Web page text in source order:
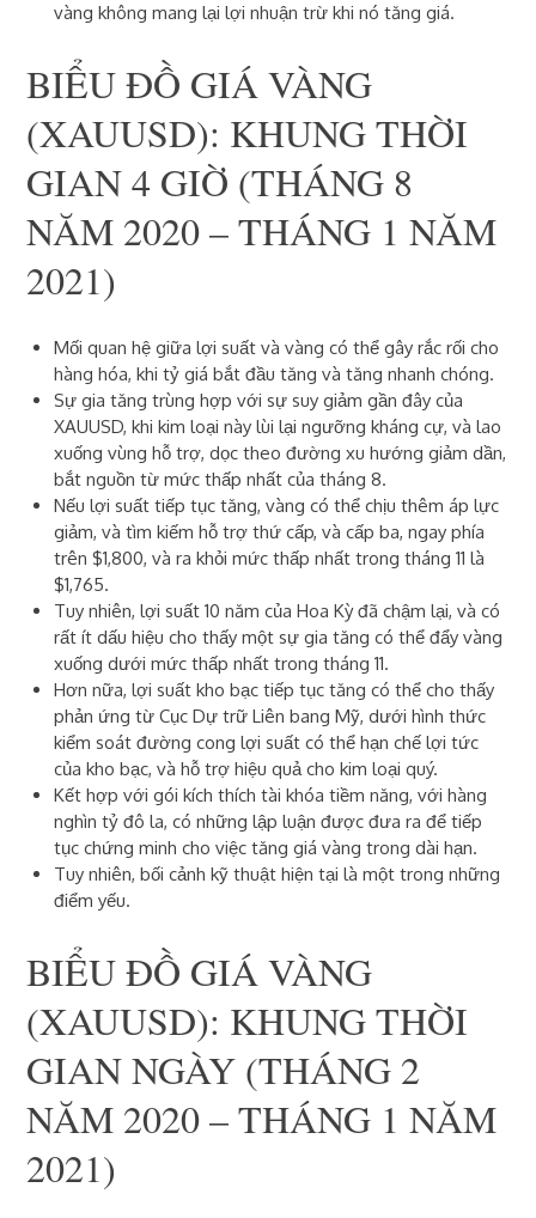
vàng không mang lại lợi nhuận trừ khi nó tăng giá.
BIỂU ĐỒ GIÁ VÀNG
(XAUUSD): KHUNG THỜI
GIAN 4 GIỜ (THÁNG 8
NĂM 2020 – THÁNG 1 NĂM
2021)
Mối quan hệ giữa lợi suất và vàng có thể gây rắc rối cho
hàng hóa, khi tỷ giá bắt đầu tăng và tăng nhanh chóng.
Sự gia tăng trùng hợp với sự suy giảm gần đây của
XAUUSD, khi kim loại này lùi lại ngưỡng kháng cự, và lao
xuống vùng hỗ trợ, dọc theo đường xu hướng giảm dần,
bắt nguồn từ mức thấp nhất của tháng 8.
Nếu lợi suất tiếp tục tăng, vàng có thể chịu thêm áp lực
giảm, và tìm kiếm hỗ trợ thứ cấp, và cấp ba, ngay phía
trên $1,800, và ra khỏi mức thấp nhất trong tháng 11 là
$1,765.
Tuy nhiên, lợi suất 10 năm của Hoa Kỳ đã chậm lại, và có
rất ít dấu hiệu cho thấy một sự gia tăng có thể đẩy vàng
xuống dưới mức thấp nhất trong tháng 11.
Hơn nữa, lợi suất kho bạc tiếp tục tăng có thể cho thấy
phản ứng từ Cục Dự trữ Liên bang Mỹ, dưới hình thức
kiểm soát đường cong lợi suất có thể hạn chế lợi tức
của kho bạc, và hỗ trợ hiệu quả cho kim loại quý.
Kết hợp với gói kích thích tài khóa tiềm năng, với hàng
nghìn tỷ đô la, có những lập luận được đưa ra để tiếp
tục chứng minh cho việc tăng giá vàng trong dài hạn.
Tuy nhiên, bối cảnh kỹ thuật hiện tại là một trong những
điểm yếu.
BIỂU ĐỒ GIÁ VÀNG
(XAUUSD): KHUNG THỜI
GIAN NGÀY (THÁNG 2
NĂM 2020 – THÁNG 1 NĂM
2021)